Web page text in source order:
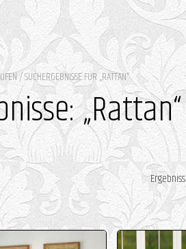
/ SUCHERGEBNISSE FÜR „RATTAN“
„Rattan“